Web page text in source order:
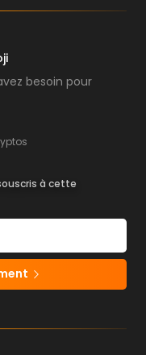
besoin pour
à cette